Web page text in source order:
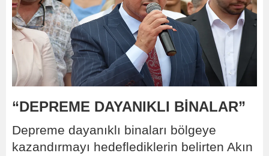
“DEPREME DAYANIKLI BİNALAR”
Depreme dayanıklı binaları bölgeye
kazandırmayı hedeflediklerin belirten Akın